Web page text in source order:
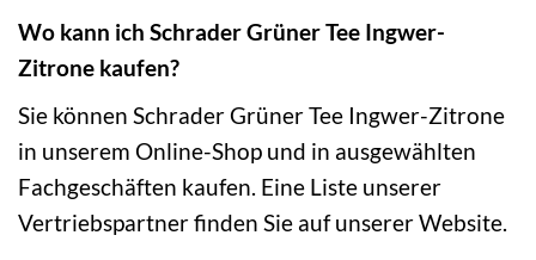
Wo kann ich Schrader Grüner Tee Ingwer-
Zitrone kaufen?
Sie können Schrader Grüner Tee Ingwer-Zitrone
in unserem Online-Shop und in ausgewählten
Fachgeschäften kaufen. Eine Liste unserer
Vertriebspartner finden Sie auf unserer Website.